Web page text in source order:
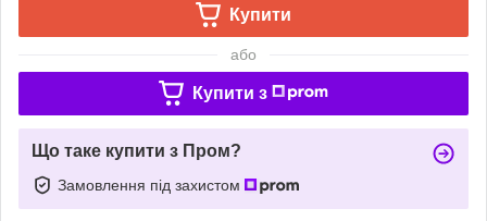
Купити
або
Купити з
Що таке купити з Пром?
Замовлення під захистом